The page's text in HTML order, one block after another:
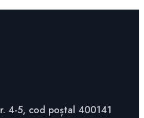
4-5, cod poștal 400141